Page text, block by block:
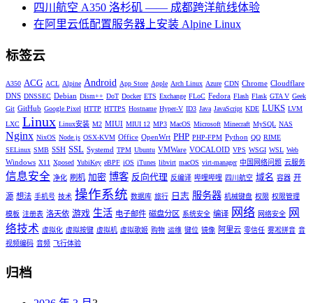
四川航空 A350 洛杉矶 —— 成都跨洋航线体验
在阿里云低配置服务器上安装 Alpine Linux
标签云
A350 ACG ACL Alpine Android App Store Apple Arch Linux Azure CDN Chrome Cloudflare
DNS DNSSEC Debian Dism++ DoT Docker ETS Exchange FLoC Fedora Flash Flask GTA V Geek
Git GitHub Google Pixel HTTP HTTPS Hostname Hyper-V ID3 Java JavaScript KDE LUKS LVM
LXC Linux Linux安装 M2 MIUI MIUI 12 MP3 MacOS Microsoft Minecraft MySQL NAS
Nginx NixOS Node.js OSX-KVM Office OpenWrt PHP PHP-FPM Python QQ RIME
SELinux SMB SSH SSL Systemd TPM Ubuntu VMWare VOCALOID VPS WSGI WSL Web
Windows X11 Xposed YubiKey eBPF iOS iTunes libvirt macOS virt-manager 中国网络问题 云服务
信息安全 净化 刷机 加密 博客 反向代理 反编译 哔哩哔哩 四川航空 域名 容器 开
源 想法 手机号 技术 操作系统 数据库 旅行 日志 服务器 机械键盘 权限 权限管理
模板 注册表 洛天依 游戏 生活 电子邮件 磁盘分区 系统安全 编译 网络 网络安全
网
络技术 虚拟化 虚拟按键 虚拟机 虚拟歌姬 购物 运维 键位 镜像 阿里云 零信任 雾凇拼音 音
视频编码 音频 飞行体验
归档